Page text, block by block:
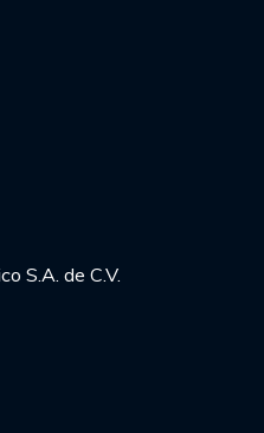
S.A. de C.V.